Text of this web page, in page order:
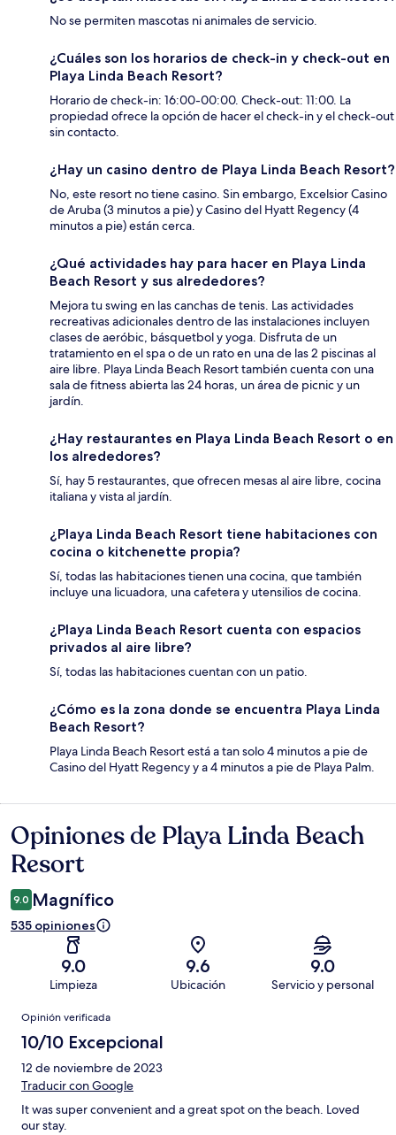
No se permiten mascotas ni animales de servicio.
¿Cuáles son los horarios de check-in y check-out en
Playa Linda Beach Resort?
Horario de check-in: 16:00-00:00. Check-out: 11:00. La
propiedad ofrece la opción de hacer el check-in y el check-out
sin contacto.
¿Hay un casino dentro de Playa Linda Beach Resort?
No, este resort no tiene casino. Sin embargo, Excelsior Casino
de Aruba (3 minutos a pie) y Casino del Hyatt Regency (4
minutos a pie) están cerca.
¿Qué actividades hay para hacer en Playa Linda
Beach Resort y sus alrededores?
Mejora tu swing en las canchas de tenis. Las actividades
recreativas adicionales dentro de las instalaciones incluyen
clases de aeróbic, básquetbol y yoga. Disfruta de un
tratamiento en el spa o de un rato en una de las 2 piscinas al
aire libre. Playa Linda Beach Resort también cuenta con una
sala de fitness abierta las 24 horas, un área de picnic y un
jardín.
¿Hay restaurantes en Playa Linda Beach Resort o en
los alrededores?
Sí, hay 5 restaurantes, que ofrecen mesas al aire libre, cocina
italiana y vista al jardín.
¿Playa Linda Beach Resort tiene habitaciones con
cocina o kitchenette propia?
Sí, todas las habitaciones tienen una cocina, que también
incluye una licuadora, una cafetera y utensilios de cocina.
¿Playa Linda Beach Resort cuenta con espacios
privados al aire libre?
Sí, todas las habitaciones cuentan con un patio.
¿Cómo es la zona donde se encuentra Playa Linda
Beach Resort?
Playa Linda Beach Resort está a tan solo 4 minutos a pie de
Casino del Hyatt Regency y a 4 minutos a pie de Playa Palm.
Opiniones
Opiniones de Playa Linda Beach
Resort
9.0 Magnífico
535 opiniones
9.0
Limpieza
9.6
Ubicación
9.0
Servicio y personal
Opiniones
Opinión verificada
10/10 Excepcional
12 de noviembre de 2023
Traducir con Google
It was super convenient and a great spot on the beach. Loved
our stay.